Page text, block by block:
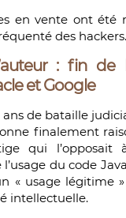
en vente ont été
des hackers.
: fin de
et Google
ans de bataille
finalement
qui l’opposait
du code
« usage légitime
intellectuelle.